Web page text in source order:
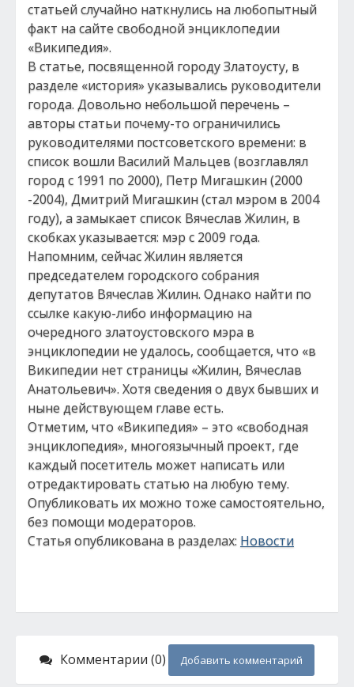
статьей случайно наткнулись на любопытный
факт на сайте свободной энциклопедии
«Википедия».
В статье, посвященной городу Златоусту, в
разделе «история» указывались руководители
города. Довольно небольшой перечень –
авторы статьи почему-то ограничились
руководителями постсоветского времени: в
список вошли Василий Мальцев (возглавлял
город с 1991 по 2000), Петр Мигашкин (2000
-2004), Дмитрий Мигашкин (стал мэром в 2004
году), а замыкает список Вячеслав Жилин, в
скобках указывается: мэр с 2009 года.
Напомним, сейчас Жилин является
председателем городского собрания
депутатов Вячеслав Жилин. Однако найти по
ссылке какую-либо информацию на
очередного златоустовского мэра в
энциклопедии не удалось, сообщается, что «в
Википедии нет страницы «Жилин, Вячеслав
Анатольевич». Хотя сведения о двух бывших и
ныне действующем главе есть.
Отметим, что «Википедия» – это «свободная
энциклопедия», многоязычный проект, где
каждый посетитель может написать или
отредактировать статью на любую тему.
Опубликовать их можно тоже самостоятельно,
без помощи модераторов.
Статья опубликована в разделах: Новости
Комментарии (0) Добавить комментарий